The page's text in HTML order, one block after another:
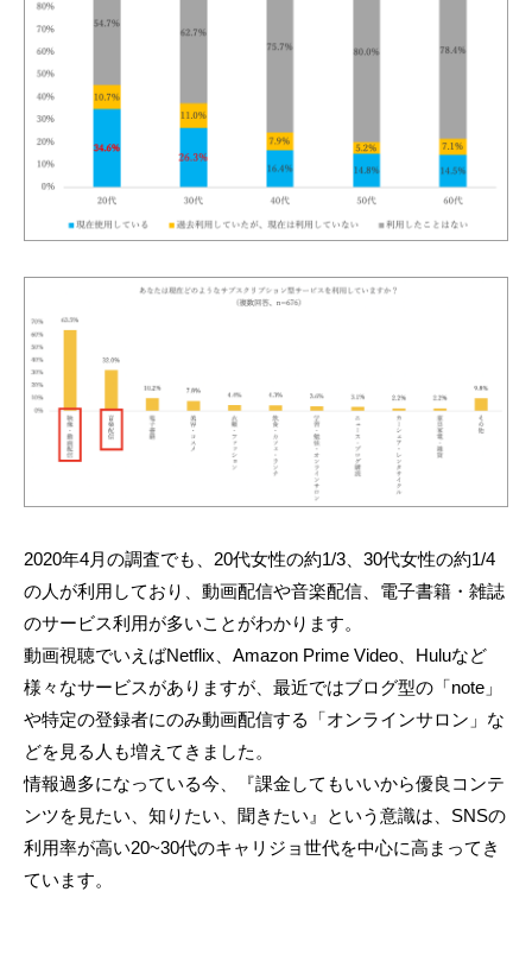
2020年4月の調査でも、20代女性の約1/3、30代女性の約1/4
の人が利用しており、動画配信や音楽配信、電子書籍・雑誌
のサービス利用が多いことがわかります。
動画視聴でいえばNetflix、Amazon Prime Video、Huluなど
様々なサービスがありますが、最近ではブログ型の「note」
や特定の登録者にのみ動画配信する「オンラインサロン」な
どを見る人も増えてきました。
情報過多になっている今、『課金してもいいから優良コンテ
ンツを見たい、知りたい、聞きたい』という意識は、SNSの
利用率が高い20~30代のキャリジョ世代を中心に高まってき
ています。